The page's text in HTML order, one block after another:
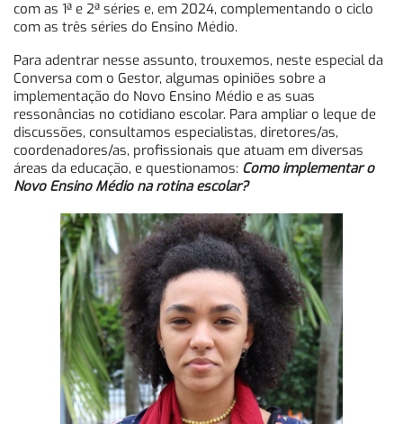
com as 1ª e 2ª séries e, em 2024, complementando o ciclo
com as três séries do Ensino Médio.
Para adentrar nesse assunto, trouxemos, neste especial da
Conversa com o Gestor, algumas opiniões sobre a
implementação do Novo Ensino Médio e as suas
ressonâncias no cotidiano escolar. Para ampliar o leque de
discussões, consultamos especialistas, diretores/as,
coordenadores/as, profissionais que atuam em diversas
áreas da educação, e questionamos: Como implementar o
Novo Ensino Médio na rotina escolar?